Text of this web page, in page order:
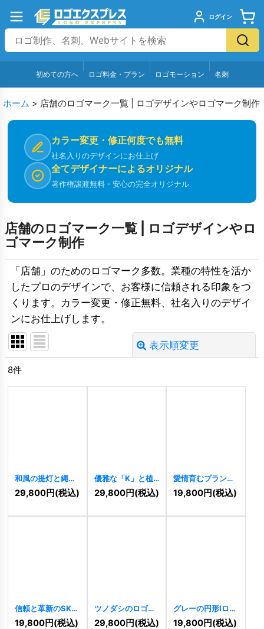
ログイン
初めての方へ ロゴ料金・プラン ロゴモーション 名刺
ホーム > 店舗のロゴマーク一覧 | ロゴデザインやロゴマーク制作
カラー変更・修正何度でも無料
社名入りのデザインにお仕上げ
全てデザイナーによるオリジナル
著作権譲渡無料・安心の完全オリジナル
店舗のロゴマーク一覧 | ロゴデザインやロ
ゴマーク制作
「店舗」のためのロゴマーク多数。業種の特性を活か
したプロのデザインで、お客様に信頼される印象をつ
くります。カラー変更・修正無料、社名入りのデザイ
ンにお仕上げします。
表示順変更
8件
和風の提灯と縄飾
りのロゴ[9871]
29,800円(税込)
優雅な「K」と植
物のロゴ[9693]
29,800円(税込)
愛情育むプランタ
ーと植物のロゴ
9649 ]
19,800円(税込)
信頼と革新のSKロ
ゴ 8949]
19,800円(税込)
ツノダシのロゴ
[8609]
29,800円(税込)
グレーの円形Iロゴ
[7069]
19,800円(税込)